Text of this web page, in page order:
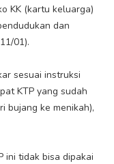
KK (kartu keluarga)
dan
01).
sesuai instruksi
KTP yang sudah
bujang ke menikah),
ini tidak bisa dipakai